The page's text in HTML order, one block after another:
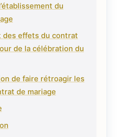
du
des effets du contrat
de la célébration du
de faire rétroagir les
de mariage